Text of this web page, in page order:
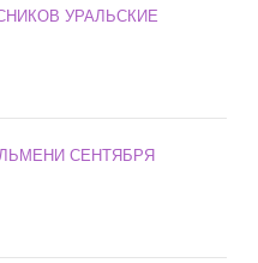
УРАЛЬСКИЕ
СЕНТЯБРЯ